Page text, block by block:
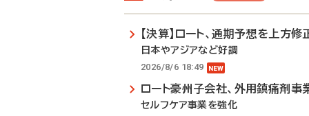
【決算】ロート、通期予想を上方修
日本やアジアなど好調
2026/8/6 18:49
ロート豪州子会社、外用鎮痛剤事
セルフケア事業を強化